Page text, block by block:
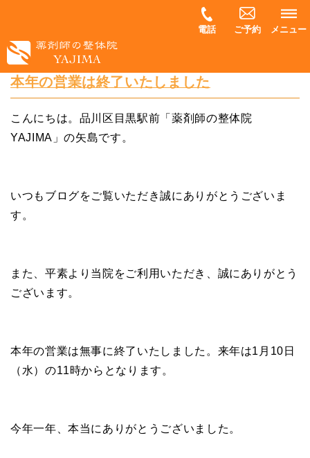
電話 ご予約 メニュー
本年の営業は終了いたしました
こんにちは。品川区目黒駅前「薬剤師の整体院
YAJIMA」の矢島です。
いつもブログをご覧いただき誠にありがとうございま
す。
また、平素より当院をご利用いただき、誠にありがとう
ございます。
本年の営業は無事に終了いたしました。来年は1月10日
（水）の11時からとなります。
今年一年、本当にありがとうございました。